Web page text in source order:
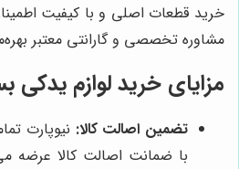
خرید قطعات اصلی و با کیفیت
مشاوره تخصصی و گارانتی معتبر
مزایای خرید لوازم یدکی
تضمین اصالت کالا: نیوپارت
با ضمانت اصالت کالا عرضه